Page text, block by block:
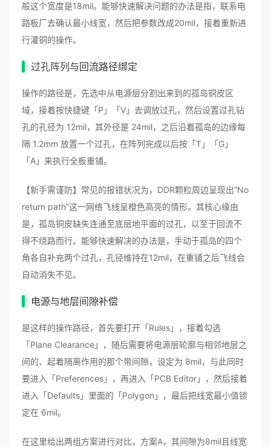
般这个宽度是18mil。能够快速解决问题的办法是指，联系电
路板厂去确认最小线宽，然后把参数改成20mil，接着重新进
行灌铜的操作。
过孔阵列 与回流路径绑定
操作的路径是，先选中从电源层分割出来到的孤岛铜皮区
域，接着按快捷键「P」「V」去调放过孔，然后设置过孔钻
孔的孔径为 12mil，其外径是 24mil，之后沿着孤岛的边缘每
隔 1.2mm 放置一个过孔，在阵列完成以后按「T」「G」
「A」来执行全板重铺。
【新手需谨防】常见的报错状况为，DDR颗粒周边呈现出“No
return path”这一网络飞线呈橙色高亮的情形。其核心缘由
是，孤岛铜皮缺失连通至底层地平面的过孔，以至于回流不
得不绕路而行。能够快速解决的办法是，手动于孤岛的四个
角各自补充两个过孔，孔径维持在12mil，在重铺之后飞线会
自动消失不见。
电源与地层间隙补偿
是这样的操作路径，首先要打开「Rules」，接着勾选
「Plane Clearance」，随后需要将电源层轮廓与相邻地层之
间的、起着隔离作用的那个带间隙，设定为 8mil，与此同时
要进入「Preferences」，再进入「PCB Editor」，然后接着
进入「Defaults」里面的「Polygon」，最后把线宽最小值锁
定在 6mil。
在这里给出两组方案进行对比，方案A，其间隙为8mil且线宽